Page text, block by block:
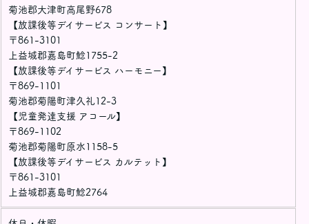
菊池郡大津町高尾野678
【放課後等デイサービス コンサート】
〒861-3101
上益城郡嘉島町鯰1755-2
【放課後等デイサービス ハーモニー】
〒869-1101
菊池郡菊陽町津久礼12-3
【児童発達支援 アコール】
〒869-1102
菊池郡菊陽町原水1158-5
【放課後等デイサービス カルテット】
〒861-3101
上益城郡嘉島町鯰2764